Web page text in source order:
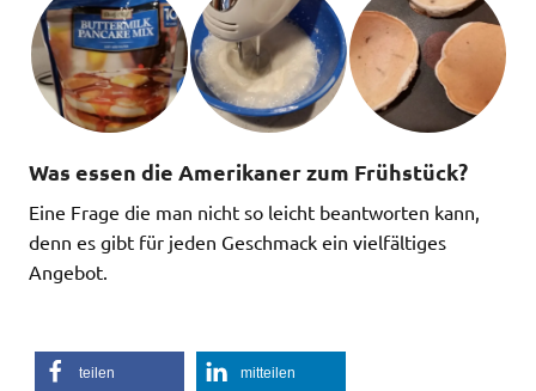
Was essen die Amerikaner zum Frühstück?
Eine Frage die man nicht so leicht beantworten kann,
denn es gibt für jeden Geschmack ein vielfältiges
Angebot.
teilen mitteilen